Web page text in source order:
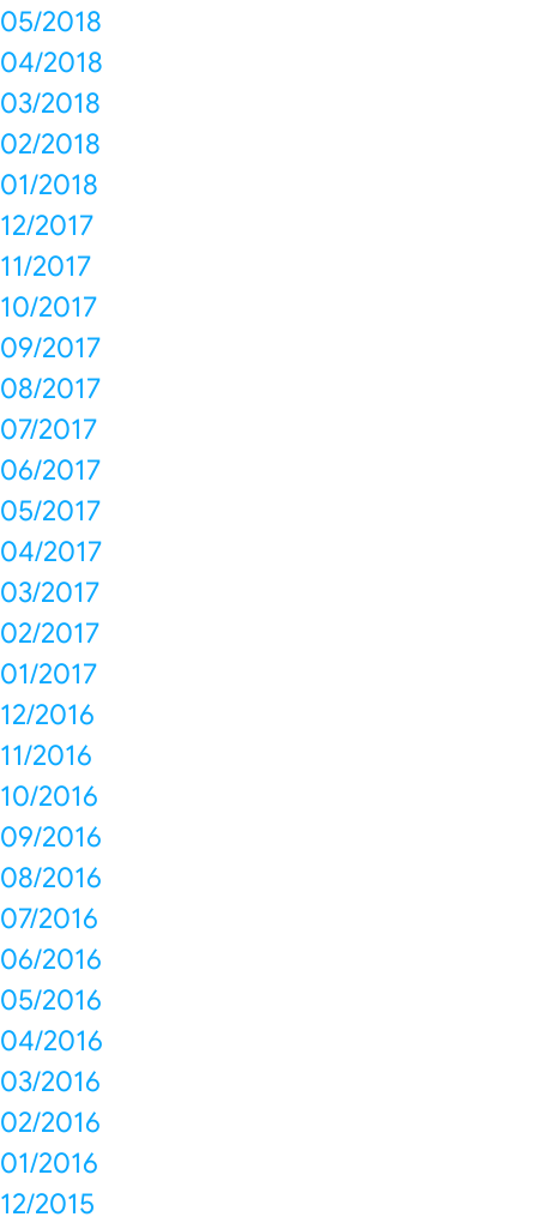
05/2018
04/2018
03/2018
02/2018
01/2018
12/2017
11/2017
10/2017
09/2017
08/2017
07/2017
06/2017
05/2017
04/2017
03/2017
02/2017
01/2017
12/2016
11/2016
10/2016
09/2016
08/2016
07/2016
06/2016
05/2016
04/2016
03/2016
02/2016
01/2016
12/2015